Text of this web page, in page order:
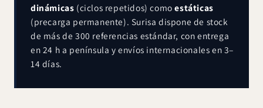
dinámicas (ciclos repetidos) comoestáticas
(precarga permanente). Surisa dispone de stock
de más de 300 referencias estándar, con entrega
en 24 h a península y envíos internacionales en 3–
14 días.